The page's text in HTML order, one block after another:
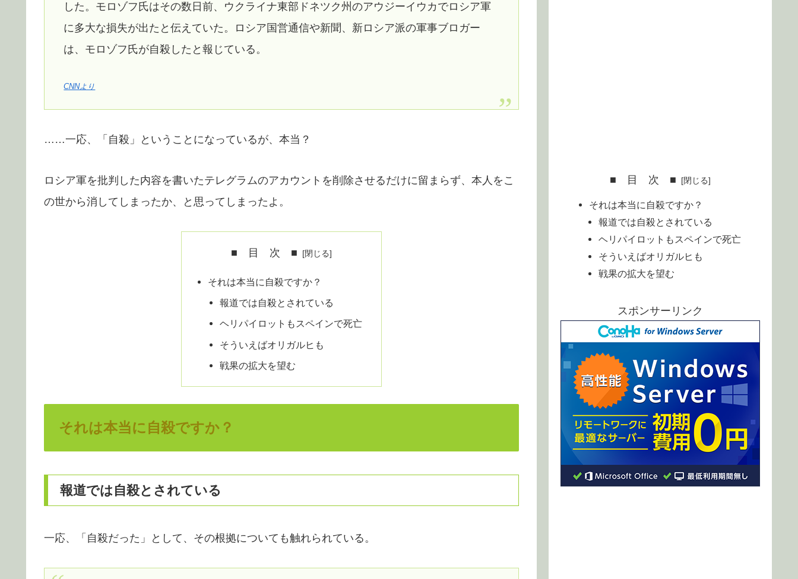
した。モロゾフ氏はその数日前、ウクライナ東部ドネツク州のアウジーイウカでロシア軍
に多大な損失が出たと伝えていた。ロシア国営通信や新聞、新ロシア派の軍事ブロガー
は、モロゾフ氏が自殺したと報じている。
CNNより
……一応、「自殺」ということになっているが、本当？
ロシア軍を批判した内容を書いたテレグラムのアカウントを削除させるだけに留まらず、本人をこ
の世から消してしまったか、と思ってしまったよ。
■ 目 次 ■
それは本当に自殺ですか？
報道では自殺とされている
ヘリパイロットもスペインで死亡
そういえばオリガルヒも
戦果の拡大を望む
それは本当に自殺ですか？
報道では自殺とされている
一応、「自殺だった」として、その根拠についても触れられている。
■ 目 次 ■
それは本当に自殺ですか？
報道では自殺とされている
ヘリパイロットもスペインで死亡
そういえばオリガルヒも
戦果の拡大を望む
スポンサーリンク